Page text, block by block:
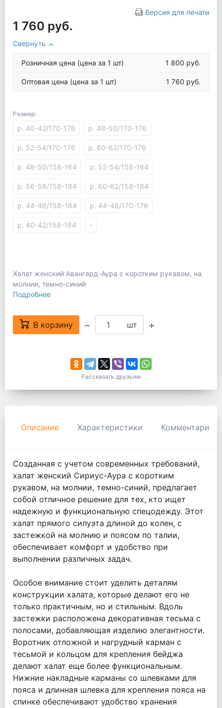
Версия для печати
1 760 руб.
Свернуть
Розничная цена (цена за 1 шт) 1 800 руб.
Оптовая цена (цена за 1 шт) 1 760 руб.
Размер:
р. 40-42/170-176 р. 48-50/170-176
р. 52-54/170-176 р. 60-62/170-176
р. 48-50/158-164 р. 52-54/158-164
р. 56-58/158-164 р. 60-62/158-164
р. 44-46/158-164 р. 44-46/170-176
р. 40-42/158-164 -
Халат женский Авангард-Аура с коротким рукавом, на
молнии, темно-синий
Подробнее
В корзину шт
Рассказать друзьям
Описание Характеристики Комментарии
Созданная с учетом современных требований,
халат женский Сириус-Аура с коротким
рукавом, на молнии, темно-синий, предлагает
собой отличное решение для тех, кто ищет
надежную и функциональную спецодежду. Этот
халат прямого силуэта длиной до колен, с
застежкой на молнию и поясом по талии,
обеспечивает комфорт и удобство при
выполнении различных задач.
Особое внимание стоит уделить деталям
конструкции халата, которые делают его не
только практичным, но и стильным. Вдоль
застежки расположена декоративная тесьма с
полосами, добавляющая изделию элегантности.
Воротник отложной и нагрудный карман с
тесьмой и кольцом для крепления бейджа
делают халат еще более функциональным.
Нижние накладные карманы со шлевками для
пояса и длинная шлевка для крепления пояса на
спинке обеспечивают удобство хранения